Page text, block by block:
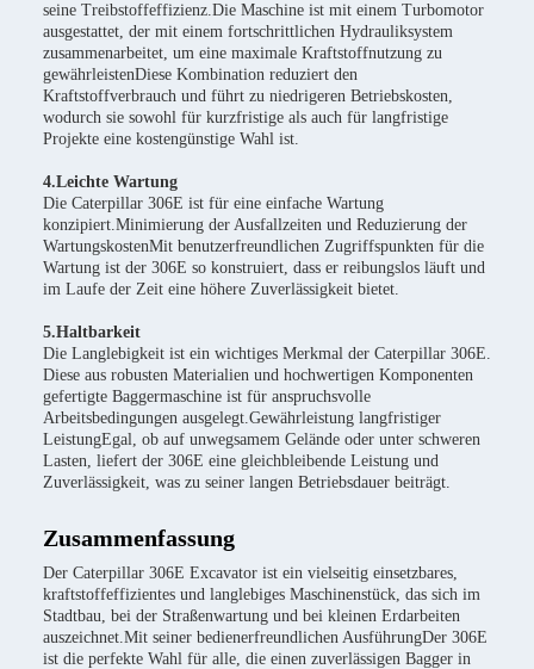
seine Treibstoffeffizienz.Die Maschine ist mit einem Turbomotor
ausgestattet, der mit einem fortschrittlichen Hydrauliksystem
zusammenarbeitet, um eine maximale Kraftstoffnutzung zu
gewährleistenDiese Kombination reduziert den
Kraftstoffverbrauch und führt zu niedrigeren Betriebskosten,
wodurch sie sowohl für kurzfristige als auch für langfristige
Projekte eine kostengünstige Wahl ist.
4.Leichte Wartung
Die Caterpillar 306E ist für eine einfache Wartung
konzipiert.Minimierung der Ausfallzeiten und Reduzierung der
WartungskostenMit benutzerfreundlichen Zugriffspunkten für die
Wartung ist der 306E so konstruiert, dass er reibungslos läuft und
im Laufe der Zeit eine höhere Zuverlässigkeit bietet.
5.Haltbarkeit
Die Langlebigkeit ist ein wichtiges Merkmal der Caterpillar 306E.
Diese aus robusten Materialien und hochwertigen Komponenten
gefertigte Baggermaschine ist für anspruchsvolle
Arbeitsbedingungen ausgelegt.Gewährleistung langfristiger
LeistungEgal, ob auf unwegsamem Gelände oder unter schweren
Lasten, liefert der 306E eine gleichbleibende Leistung und
Zuverlässigkeit, was zu seiner langen Betriebsdauer beiträgt.
Zusammenfassung
Der Caterpillar 306E Excavator ist ein vielseitig einsetzbares,
kraftstoffeffizientes und langlebiges Maschinenstück, das sich im
Stadtbau, bei der Straßenwartung und bei kleinen Erdarbeiten
auszeichnet.Mit seiner bedienerfreundlichen AusführungDer 306E
ist die perfekte Wahl für alle, die einen zuverlässigen Bagger in